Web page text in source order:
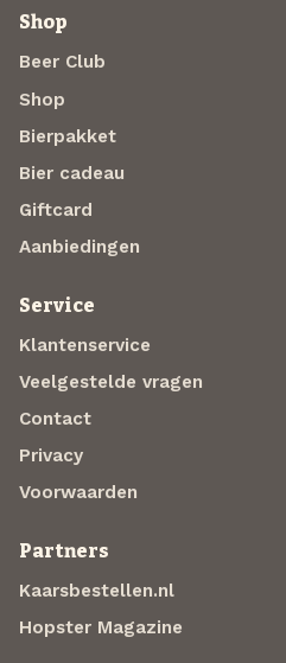
Shop
Beer Club
Shop
Bierpakket
Bier cadeau
Giftcard
Aanbiedingen
Service
Klantenservice
Veelgestelde vragen
Contact
Privacy
Voorwaarden
Partners
Kaarsbestellen.nl
Hopster Magazine